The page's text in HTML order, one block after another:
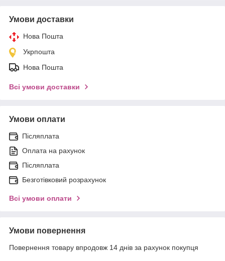
Умови доставки
Нова Пошта
Укрпошта
Нова Пошта
Всі умови доставки
Умови оплати
Післяплата
Оплата на рахунок
Післяплата
Безготівковий розрахунок
Всі умови оплати
Умови повернення
Повернення товару впродовж 14 днів за рахунок покупця